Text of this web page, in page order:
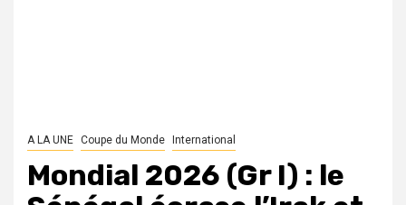
A LA UNE Coupe du Monde International
Mondial 2026 (Gr I) : le